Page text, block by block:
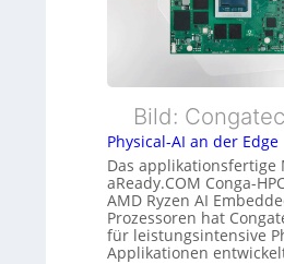
r
w
a
u
n
g
s
t
g
l
e
t
h
e
c
a
t
-
Bild:
Physical-AI an der Edge
Das applikationsfertige
aReady.COM Conga-
AMD Ryzen AI
Prozessoren hat
für leistungsintensive
Applikationen